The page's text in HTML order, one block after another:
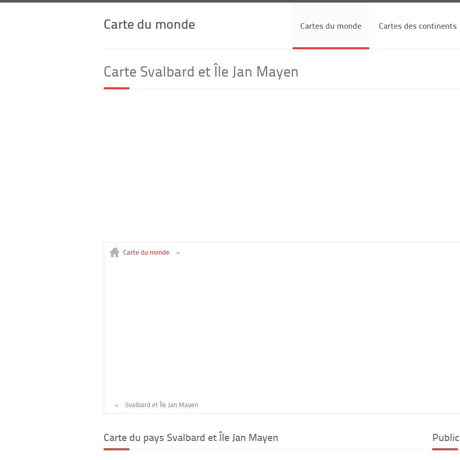
Carte du monde Cartes du monde Cartes des continents
Carte Svalbard et Île Jan Mayen
Carte du monde »
» Svalbard et Île Jan Mayen
Carte du pays Svalbard et Île Jan Mayen